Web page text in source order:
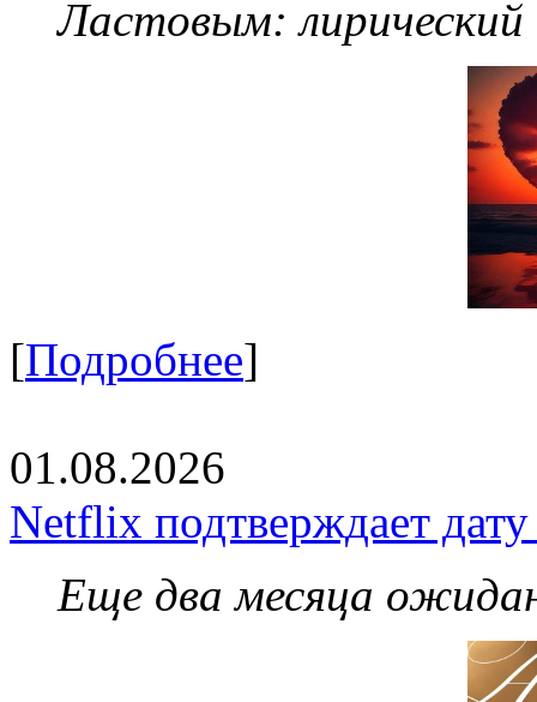
Ластовым:
[Подробнее]
01.08.2026
Netflix подтверждает
Еще два месяца